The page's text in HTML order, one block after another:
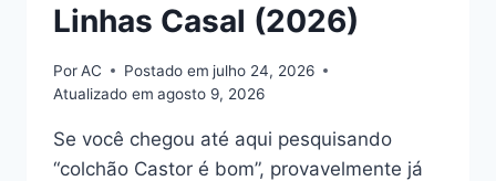
Linhas Casal (2026)
PorAC Postado em julho 24, 2026
Atualizado em agosto 9, 2026
Se você chegou até aqui pesquisando
“colchão Castor é bom”, provavelmente já